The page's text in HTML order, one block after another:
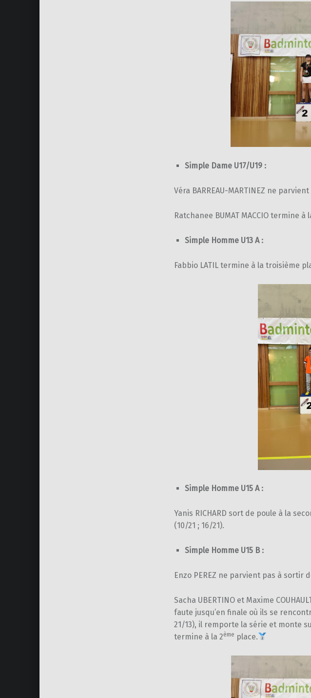
Simple Dame U17/U19 :
Véra BARREAU-MARTINEZ ne
Ratchanee BUMAT MACCIO termine
Simple Homme U13 A :
Fabbio LATIL termine à la troisième
Simple Homme U15 A :
Yanis RICHARD sort de poule à la
(10/21 ; 16/21).
Simple Homme U15 B :
Enzo PEREZ ne parvient pas à sortir
Sacha UBERTINO et Maxime
faute jusqu’en finale où ils se
21/13), il remporte la série et monte
termine à la 2ème place.